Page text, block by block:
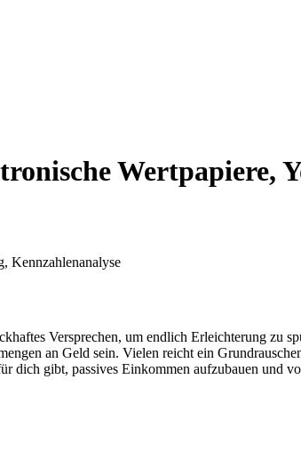
Wertpapiere,
Versprechen, um endlich Erleichterung zu
an Geld sein. Vielen reicht ein
dich gibt, passives Einkommen aufzubauen und